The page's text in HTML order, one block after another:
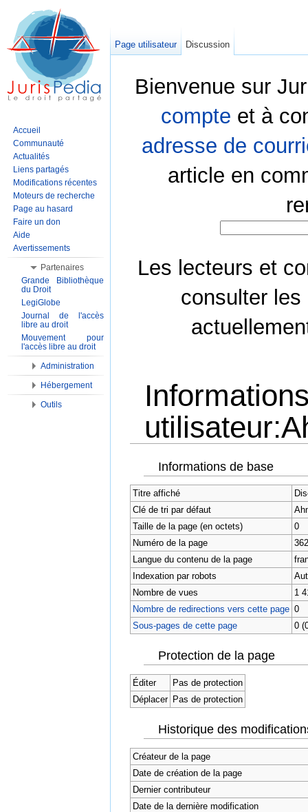
Bienvenue sur
compte et à
adresse de
article en
Les lecteurs et
consulter les
Informations de base
Titre affiché
Clé de tri par défaut
Taille de la page (en octets)
0
Numéro de la page
Langue du contenu de la page
Indexation par robots
Nombre de vues
1
Nombre de redirections vers cette page 0
Sous-pages de cette page
0
Protection de la page
Éditer
Pas de protection
Déplacer
Pas de protection
Historique des
Créateur de la page
Date de création de la page
Dernier contributeur
Date de la dernière modification
Page utilisateur Discussion
Accueil
Communauté
Actualités
Liens partagés
Modifications récentes
Moteurs de recherche
Page au hasard
Faire un don
Aide
Avertissements
Partenaires
Grande Bibliothèque
du Droit
LegiGlobe
Journal de l'accès
libre au droit
Mouvement pour
l'accès libre au droit
Administration
Hébergement
Outils